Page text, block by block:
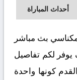
أحداث المباراة
بث مباشر
09. كورة لايف يوفر لكم تفاصيل
كونها واحدة